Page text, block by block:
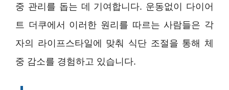
중 관리를 돕는 데 기여합니다. 운동없이 다이어
트 더쿠에서 이러한 원리를 따르는 사람들은 각
자의 라이프스타일에 맞춰 식단 조절을 통해 체
중 감소를 경험하고 있습니다.